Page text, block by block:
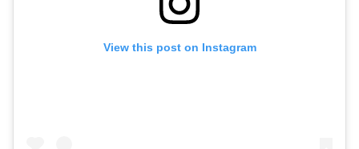
View this post on Instagram